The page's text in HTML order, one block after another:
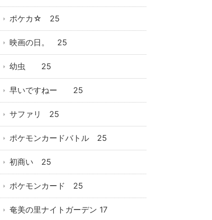
ポケカ☆ 25
映画の日。 25
幼虫 25
早いですねー 25
サファリ 25
ポケモンカードバトル 25
初商い 25
ポケモンカード 25
奄美の里ナイトガーデン 17